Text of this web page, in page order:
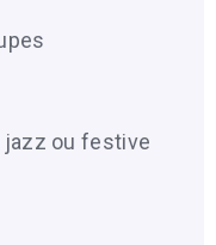
jazz ou festive